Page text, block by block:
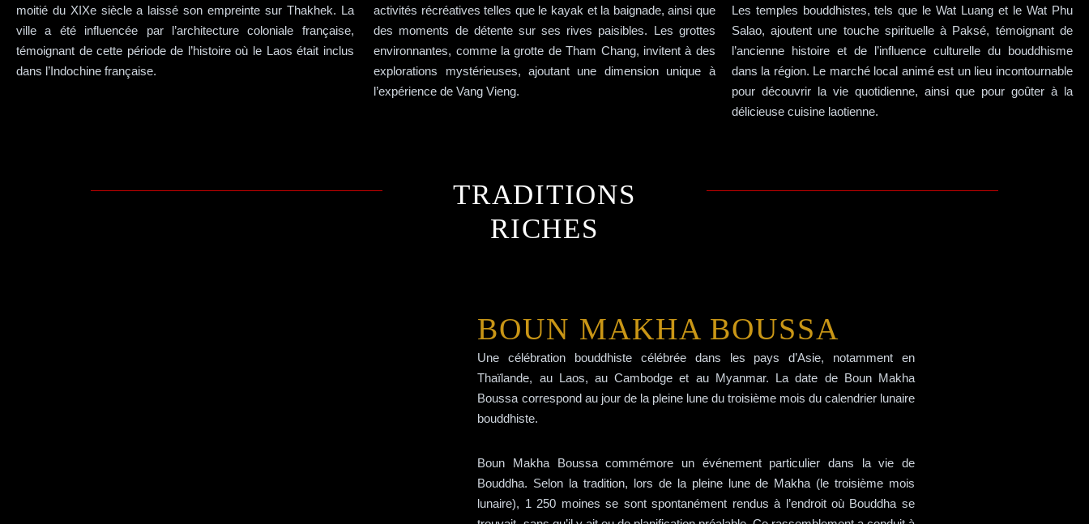
moitié du XIXe siècle a laissé son empreinte sur Thakhek. La
ville a été influencée par l’architecture coloniale française,
témoignant de cette période de l’histoire où le Laos était inclus
dans l’Indochine française.
activités récréatives telles que le kayak et la baignade, ainsi que
des moments de détente sur ses rives paisibles. Les grottes
environnantes, comme la grotte de Tham Chang, invitent à des
explorations mystérieuses, ajoutant une dimension unique à
l’expérience de Vang Vieng.
Les temples bouddhistes, tels que le Wat Luang et le Wat Phu
Salao, ajoutent une touche spirituelle à Paksé, témoignant de
l’ancienne histoire et de l’influence culturelle du bouddhisme
dans la région. Le marché local animé est un lieu incontournable
pour découvrir la vie quotidienne, ainsi que pour goûter à la
délicieuse cuisine laotienne.
TRADITIONS
RICHES
BOUN MAKHA BOUSSA
Une célébration bouddhiste célébrée dans les pays d’Asie, notamment en
Thaïlande, au Laos, au Cambodge et au Myanmar. La date de Boun Makha
Boussa correspond au jour de la pleine lune du troisième mois du calendrier lunaire
bouddhiste.
Boun Makha Boussa commémore un événement particulier dans la vie de
Bouddha. Selon la tradition, lors de la pleine lune de Makha (le troisième mois
lunaire), 1 250 moines se sont spontanément rendus à l’endroit où Bouddha se